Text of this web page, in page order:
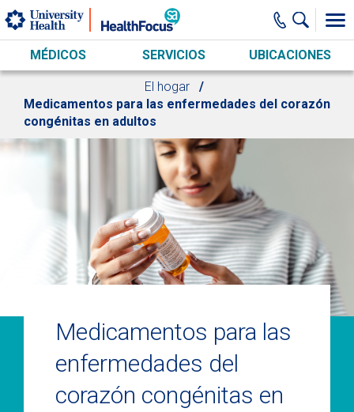
Skip to main content
MÉDICOS SERVICIOS UBICACIONES
El hogar
Medicamentos para las enfermedades del corazón
congénitas en adultos
Medicamentos para las
enfermedades del
corazón congénitas en